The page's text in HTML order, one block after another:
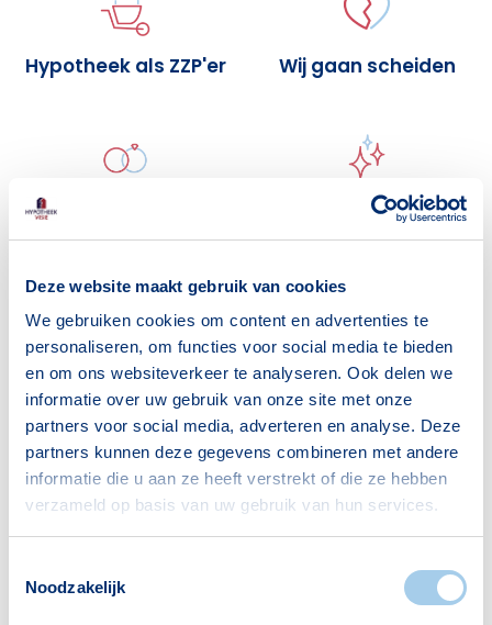
Deze website maakt gebruik van cookies
We gebruiken cookies om content en advertenties te
personaliseren, om functies voor social media te bieden
en om ons websiteverkeer te analyseren. Ook delen we
informatie over uw gebruik van onze site met onze
partners voor social media, adverteren en analyse. Deze
partners kunnen deze gegevens combineren met andere
informatie die u aan ze heeft verstrekt of die ze hebben
verzameld op basis van uw gebruik van hun services.
Noodzakelijk
Hypotheek als ZZP'er Wij gaan scheiden
Samenwonen of
trouwen
Overlijden
Nieuwe baan Pensioen & hypotheek